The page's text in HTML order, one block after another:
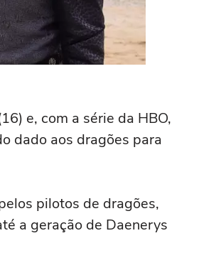
e, com a série da HBO,
dado aos dragões para
pilotos de dragões,
a geração de Daenerys